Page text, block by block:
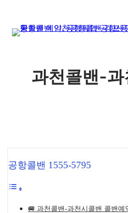
과천콜밴-과
공항콜밴 1555-5795
🚐 과천콜밴-과천시콜밴 콜밴예